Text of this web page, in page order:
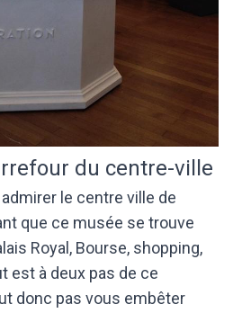
du centre-ville
le centre ville de
que ce musée se trouve
Royal, Bourse, shopping,
est à deux pas de ce
donc pas vous embêter